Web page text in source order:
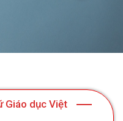
Giáo dục Việt